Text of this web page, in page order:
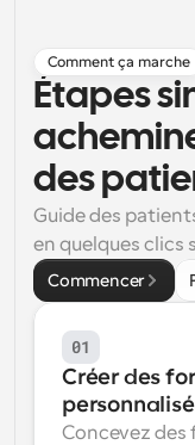
Automatiser
Blog
Restez à jour
Réunions
Rencontrez
Liens de
Réservez
personnes
Webhooks
Soyez informé
Comment ça marche
Étapes
des
Guide des
en quelques clics
Commencer
01
Créer des
Concevez